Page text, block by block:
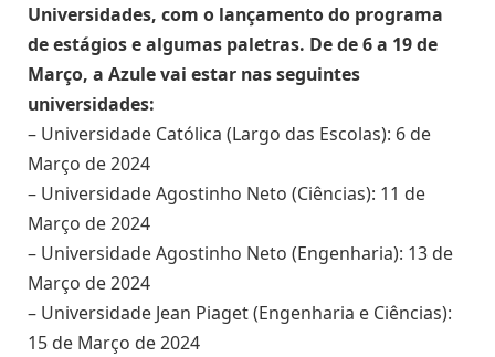
Universidades, com o lançamento do programa
de estágios e algumas paletras. De de 6 a 19 de
Março, a Azule vai estar nas seguintes
universidades:
– Universidade Católica (Largo das Escolas): 6 de
Março de 2024
– Universidade Agostinho Neto (Ciências): 11 de
Março de 2024
– Universidade Agostinho Neto (Engenharia): 13 de
Março de 2024
– Universidade Jean Piaget (Engenharia e Ciências):
15 de Março de 2024